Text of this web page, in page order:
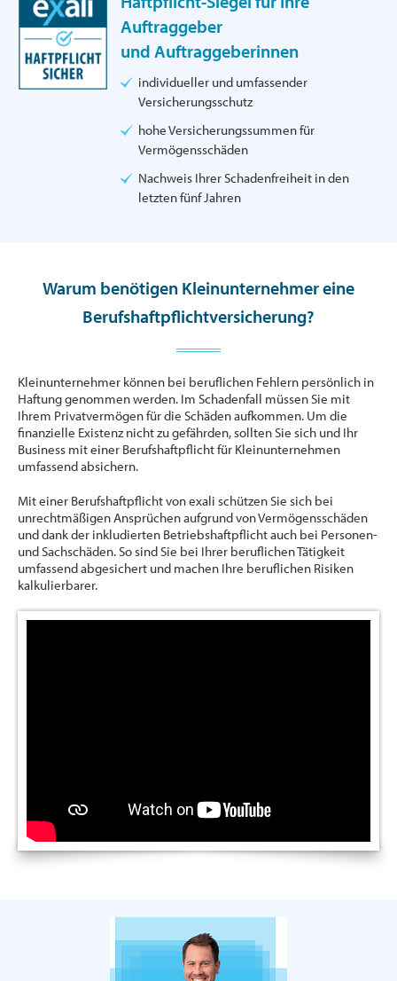
Auftraggeber
und Auftraggeberinnen
individueller und umfassender
Versicherungsschutz
hohe Versicherungssummen für
Vermögensschäden
Nachweis Ihrer Schadenfreiheit in den
letzten fünf Jahren
Warum benötigen Kleinunternehmer eine
Berufshaftpflichtversicherung?
Kleinunternehmer können bei beruflichen Fehlern persönlich in
Haftung genommen werden. Im Schadenfall müssen Sie mit
Ihrem Privatvermögen für die Schäden aufkommen. Um die
finanzielle Existenz nicht zu gefährden, sollten Sie sich und Ihr
Business mit einer Berufshaftpflicht für Kleinunternehmen
umfassend absichern.
Mit einer Berufshaftpflicht von exali schützen Sie sich bei
unrechtmäßigen Ansprüchen aufgrund von Vermögensschäden
und dank der inkludierten Betriebshaftpflicht auch bei Personen-
und Sachschäden. So sind Sie bei Ihrer beruflichen Tätigkeit
umfassend abgesichert und machen Ihre beruflichen Risiken
kalkulierbarer.